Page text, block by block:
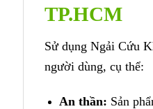
TP.HCM
Sử dụng Ngải Cứu
người dùng, cụ thể:
An thần: Sản